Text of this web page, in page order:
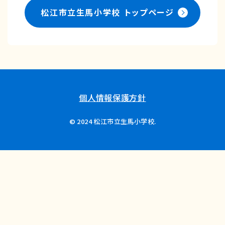
松江市立生馬小学校 トップページ
個人情報保護方針
© 2024 松江市立生馬小学校.